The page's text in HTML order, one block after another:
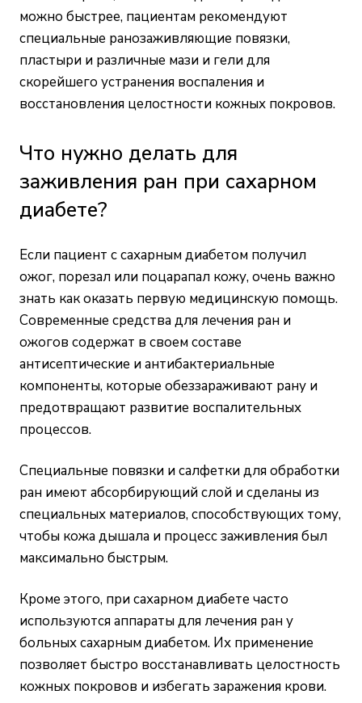
можно быстрее, пациентам рекомендуют
специальные ранозаживляющие повязки,
пластыри и различные мази и гели для
скорейшего устранения воспаления и
восстановления целостности кожных покровов.
Что нужно делать для
заживления ран при сахарном
диабете?
Если пациент с сахарным диабетом получил
ожог, порезал или поцарапал кожу, очень важно
знать как оказать первую медицинскую помощь.
Современные средства для лечения ран и
ожогов содержат в своем составе
антисептические и антибактериальные
компоненты, которые обеззараживают рану и
предотвращают развитие воспалительных
процессов.
Специальные повязки и салфетки для обработки
ран имеют абсорбирующий слой и сделаны из
специальных материалов, способствующих тому,
чтобы кожа дышала и процесс заживления был
максимально быстрым.
Кроме этого, при сахарном диабете часто
используются аппараты для лечения ран у
больных сахарным диабетом. Их применение
позволяет быстро восстанавливать целостность
кожных покровов и избегать заражения крови.